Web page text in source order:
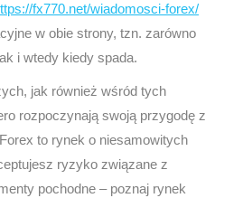
fx770.net/wiadomosci-forex/
w obie strony, tzn. zarówno
i wtedy kiedy spada.
jak również wśród tych
rozpoczynają swoją przygodę z
to rynek o niesamowitych
ryzyko związane z
pochodne – poznaj rynek